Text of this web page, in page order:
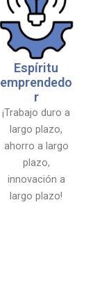
Espíritu
emprendedo
r
¡Trabajo duro a
largo plazo,
ahorro a largo
plazo,
innovación a
largo plazo!